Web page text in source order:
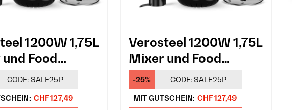
1200W 1,75L
Food
Silber
CODE: SALE25P
CHF 127,49
Verosteel 1200W 1,75L
Mixer und Food
Processor Schwarz
-25% CODE: SALE25P
MIT GUTSCHEIN: CHF 127,49